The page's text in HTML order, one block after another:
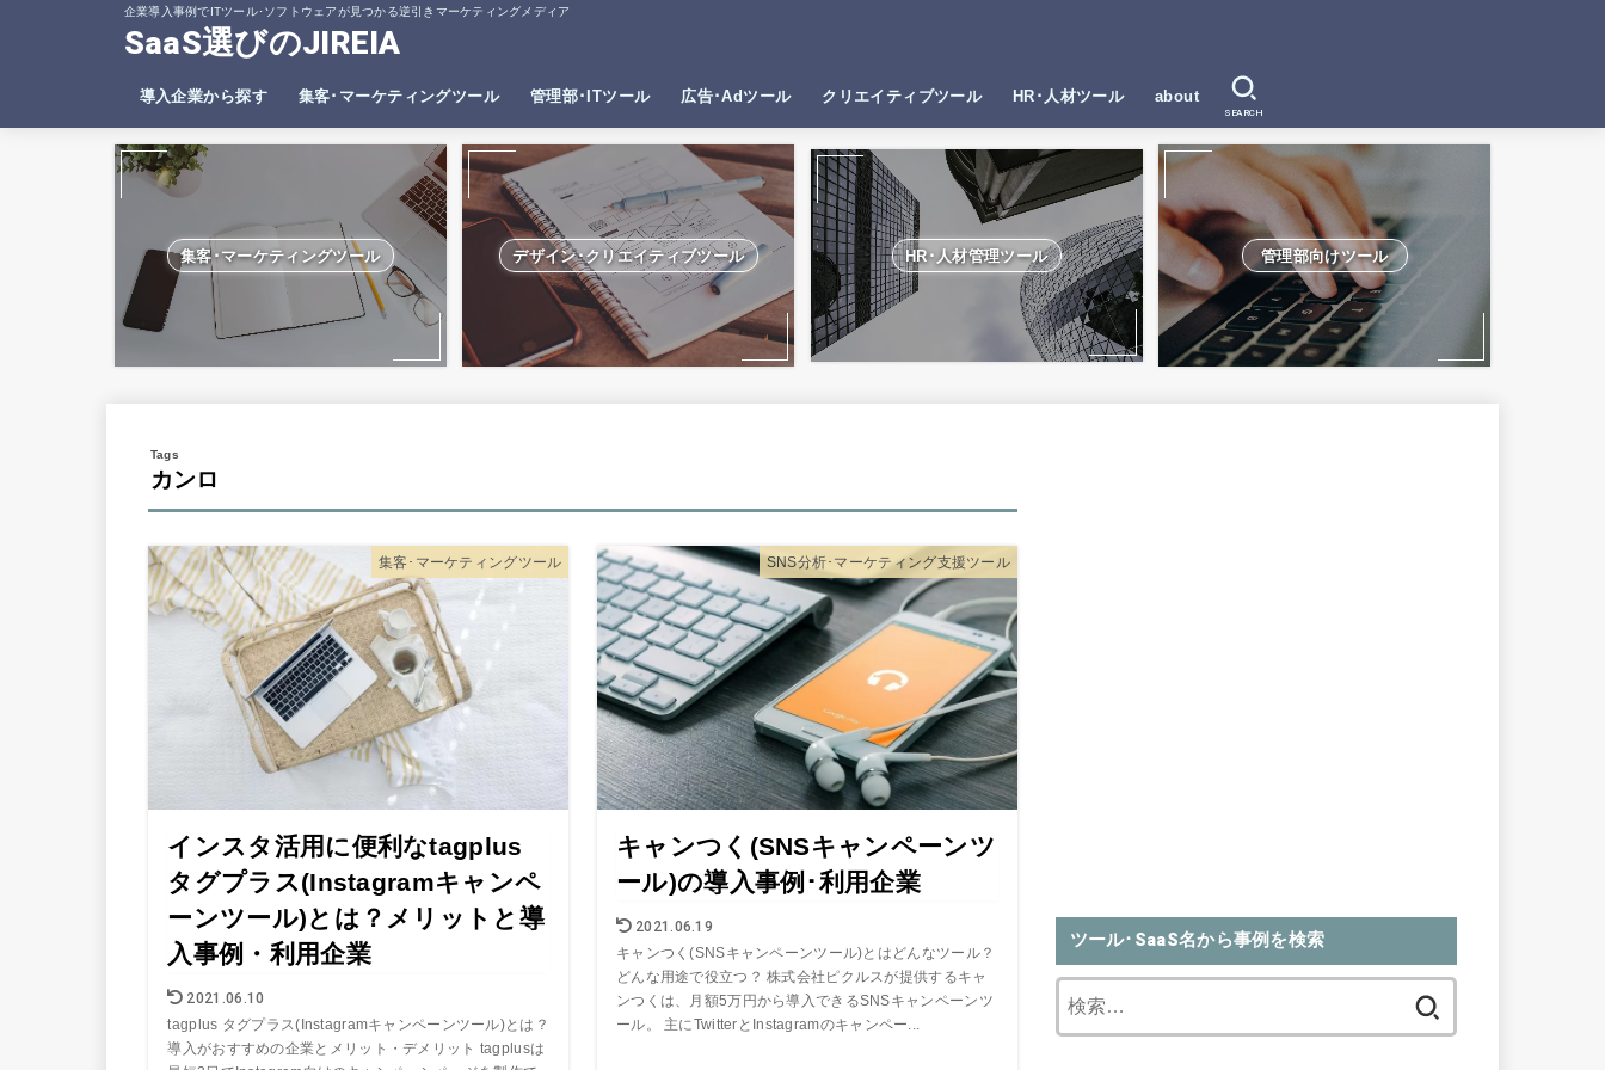
企業導入事例でITツール･ソフトウェアが見つかる逆引きマーケティングメディア
SaaS選びのJIREIA
導入企業から探す 集客･マーケティングツール
SEO分析ツール
ヒートマップツール
管理部･ITツール 広告･Adツール クリエイティブツール HR･人材ツール about
SEARCH
集客･マーケティングツール デザイン･クリエイティブツール HR･人材管理ツール 管理部向けツール
カンロ
集客･マーケティングツール
インスタ活用に便利なtagplus
タグプラス(Instagramキャンペ
ーンツール)とは？メリットと導
入事例・利用企業
2021.06.10
tagplus タグプラス(Instagramキャンペーンツール)とは？
導入がおすすめの企業とメリット・デメリット tagplusは
SNS分析･マーケティング支援ツール
キャンつく(SNSキャンペーンツ
ール)の導入事例･利用企業
2021.06.19
キャンつく(SNSキャンペーンツール)とはどんなツール？
どんな用途で役立つ？ 株式会社ピクルスが提供するキャ
ンつくは、月額5万円から導入できるSNSキャンペーンツ
ール。 主にTwitterとInstagramのキャンペー...
ツール･SaaS名から事例を検索